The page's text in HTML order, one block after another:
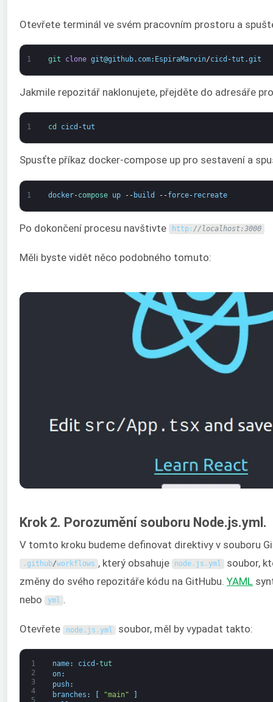
Otevřete terminál ve svém pracovním prostoru a
1 git clone git@github. com: EspiraMarvin/cicd -tut .git
Jakmile repozitář naklonujete, přejděte do adresáře
1 cd cicd -tut
Spusťte příkaz docker-compose up pro sestavení a
1 docker-compose up -- build --force- recreate
Po dokončení procesu navštivte http: //localhost:3000
Měli byste vidět něco podobného tomuto:
Krok 2. Porozumění souboru Node.js.yml.
V tomto kroku budeme definovat direktivy v souboru
.github/workflows , který obsahuje node . js .yml
soubor,
změny do svého repozitáře kódu na GitHubu. YAML
nebo
yml .
Otevřete node. js .yml soubor, měl by vypadat takto:
1
2
3
4
name: cicd -tut
on:
push:
branches : [ "main"
]